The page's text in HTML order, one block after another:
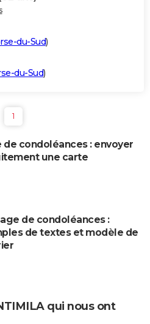
du-Sud)
du-Sud)
1
de condoléances : envoyer
une carte
de condoléances :
de textes et modèle de
qui nous ont